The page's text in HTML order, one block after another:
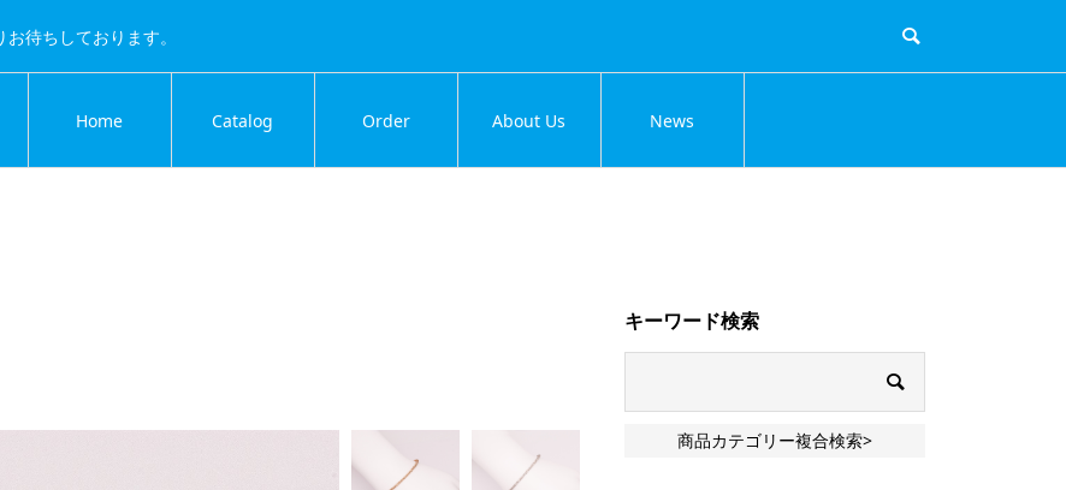
待ちしております。
Home Catalog Order About Us News
キーワード検索
商品カテゴリー複合検索>